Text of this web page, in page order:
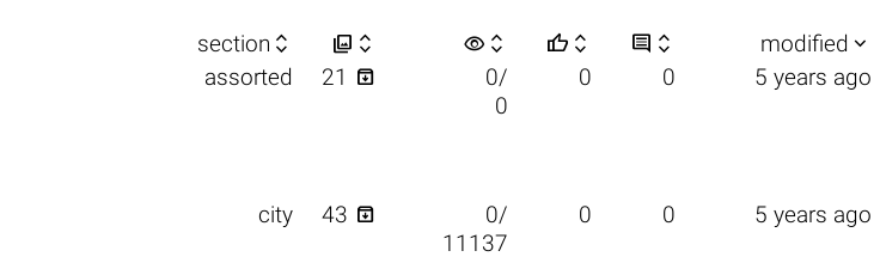
section    visibility      modified 
assorted 21 
0/
0
0 0 5 years ago
city 43 
0/
11137
0 0 5 years ago